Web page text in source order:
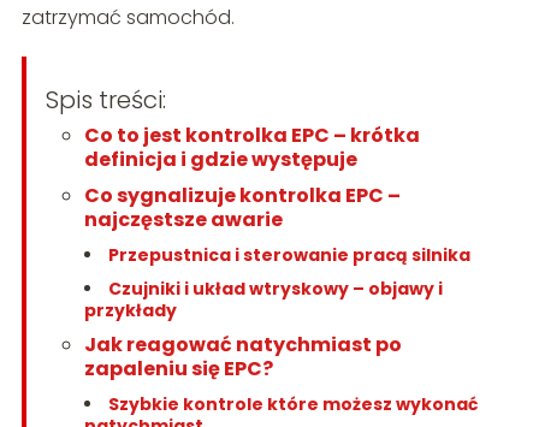
zatrzymać samochód.
Spis treści:
Co to jest kontrolka EPC – krótka
definicja i gdzie występuje
Co sygnalizuje kontrolka EPC –
najczęstsze awarie
Przepustnica i sterowanie pracą silnika
Czujniki i układ wtryskowy – objawy i
przykłady
Jak reagować natychmiast po
zapaleniu się EPC?
Szybkie kontrole które możesz wykonać